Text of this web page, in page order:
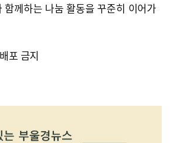
께하는 나눔 활동을 꾸준히 이어가
포 금지